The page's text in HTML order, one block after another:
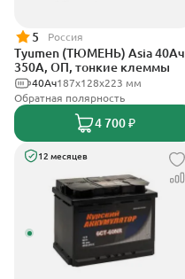
5 Россия
Tyumen (ТЮМЕНЬ) Asia 40Ач
350А, ОП, тонкие клеммы
187х128х223 мм
40Ач
Обратная полярность
4 700 ₽
12 месяцев